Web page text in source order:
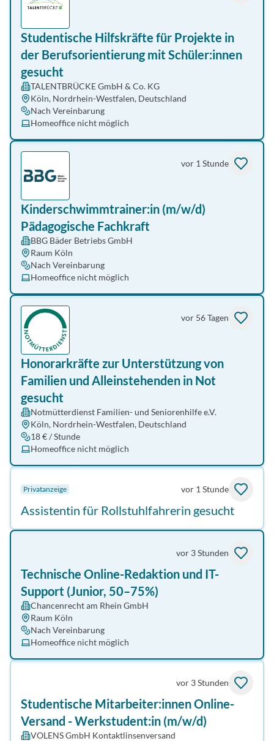
Studentische Hilfskräfte für Projekte in
der Berufsorientierung mit Schüler:innen
gesucht
TALENTBRÜCKE GmbH & Co. KG
Köln, Nordrhein-Westfalen, Deutschland
Nach Vereinbarung
Homeoffice nicht möglich
vor 1 Stunde
Kinderschwimmtrainer:in (m/w/d)
Pädagogische Fachkraft
BBG Bäder Betriebs GmbH
Raum Köln
Nach Vereinbarung
Homeoffice nicht möglich
vor 56 Tagen
Honorarkräfte zur Unterstützung von
Familien und Alleinstehenden in Not
gesucht
Notmütterdienst Familien- und Seniorenhilfe e.V.
Köln, Nordrhein-Westfalen, Deutschland
18 € / Stunde
Homeoffice nicht möglich
Privatanzeige vor 1 Stunde
Assistentin für Rollstuhlfahrerin gesucht
vor 3 Stunden
Technische Online-Redaktion und IT-
Support (Junior, 50–75%)
Chancenrecht am Rhein GmbH
Raum Köln
Nach Vereinbarung
Homeoffice nicht möglich
vor 3 Stunden
Studentische Mitarbeiter:innen Online-
Versand - Werkstudent:in (m/w/d)
VOLENS GmbH Kontaktlinsenversand